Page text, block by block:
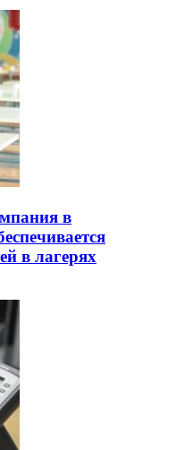
в
в лагерях